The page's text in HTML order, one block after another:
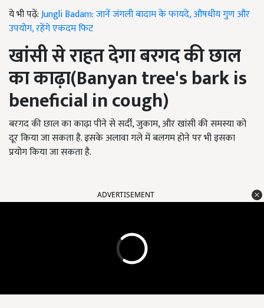
ये भी पढ़ें:Jungli Badam: जानें जंगली बादाम के फायदे, औषधीय गुण और
उपयोग, रहेंगे एकदम फिट
खांसी से राहत देगा बरगद की छाल
का काढ़ा(Banyan tree's bark is
beneficial in cough)
बरगद की छाल का काढ़ा पीने से सर्दी, जुकाम, और खांसी की समस्या को
दूर किया जा सकता है. इसके अलावा गले में बलगम होने पर भी इसका
प्रयोग किया जा सकता है.
ADVERTISEMENT